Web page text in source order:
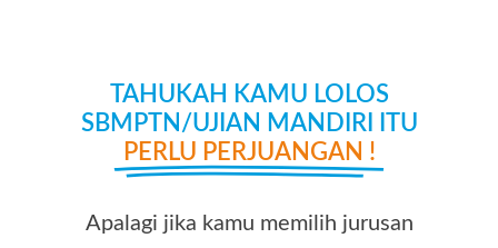
TAHUKAH KAMU LOLOS
SBMPTN/UJIAN MANDIRI ITU
PERLU PERJUANGAN !
Apalagi jika kamu memilih jurusan